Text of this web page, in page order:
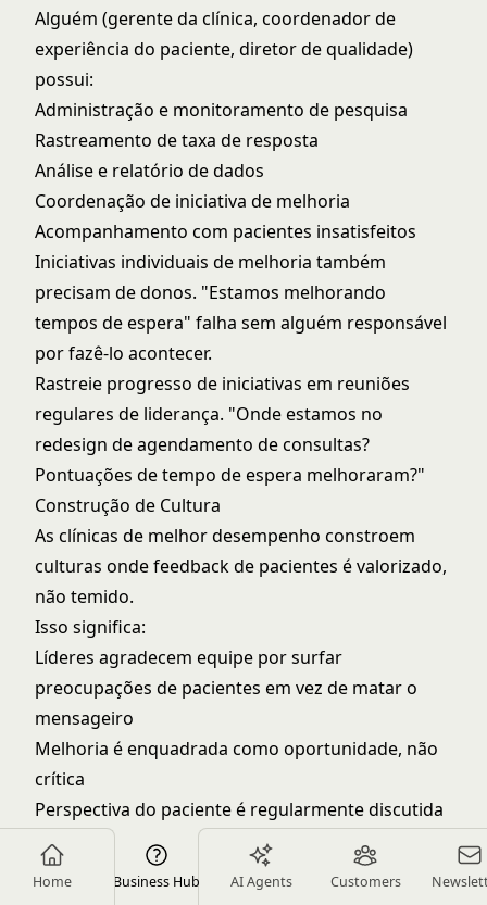
Home Business Hub AI Agents Customers
Alguém (gerente da clínica, coordenador de
experiência do paciente, diretor de qualidade)
possui:
Administração e monitoramento de pesquisa
Rastreamento de taxa de resposta
Análise e relatório de dados
Coordenação de iniciativa de melhoria
Acompanhamento com pacientes insatisfeitos
Iniciativas individuais de melhoria também
precisam de donos. "Estamos melhorando
tempos de espera" falha sem alguém responsável
por fazê-lo acontecer.
Rastreie progresso de iniciativas em reuniões
regulares de liderança. "Onde estamos no
redesign de agendamento de consultas?
Pontuações de tempo de espera melhoraram?"
Construção de Cultura
As clínicas de melhor desempenho constroem
culturas onde feedback de pacientes é valorizado,
não temido.
Isso significa:
Líderes agradecem equipe por surfar
preocupações de pacientes em vez de matar o
mensageiro
Melhoria é enquadrada como oportunidade, não
crítica
Perspectiva do paciente é regularmente discutida
em reuniões de equipe
Equipe vê resultados tangíveis do feedback (coisas